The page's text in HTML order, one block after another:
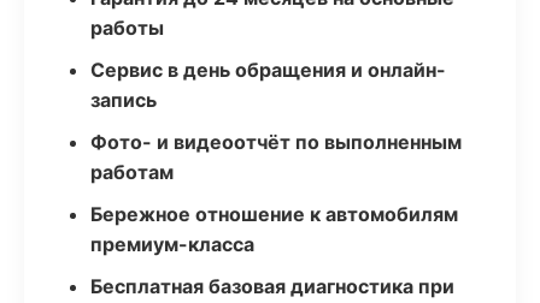
работы
Сервис в день обращения и онлайн-
запись
Фото- и видеоотчёт по выполненным
работам
Бережное отношение к автомобилям
премиум-класса
Бесплатная базовая диагностика при